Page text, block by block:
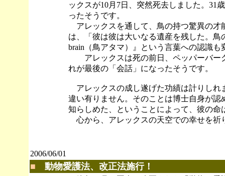
ックスが10月7日、突然死去しました。31
ったそうです。
アレックスを通して、鳥の持つ驚異の才
は、「彼は彼は大いなる遺産を残した。
brain（鳥アタマ）』という言葉への認識
アレックスは死の前日、ペッパーバー
れが最後の「会話」になったそうです。
アレックスの成し遂げた功績は計りしれ
違い有りません。そのことは博士自身が
知らしめた、ということによって、彼の
心から、アレックスの天空での幸せを祈
2006/06/01
■ 動物愛護法、改正法施行！